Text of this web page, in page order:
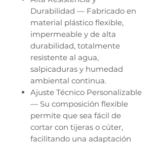
Durabilidad — Fabricado en
material plástico flexible,
impermeable y de alta
durabilidad, totalmente
resistente al agua,
salpicaduras y humedad
ambiental continua.
Ajuste Técnico Personalizable
— Su composición flexible
permite que sea fácil de
cortar con tijeras o cúter,
facilitando una adaptación